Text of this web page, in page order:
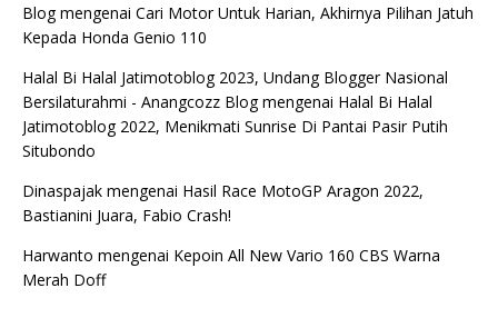
Blogmengenai Cari Motor Untuk Harian, Akhirnya Pilihan Jatuh
Kepada Honda Genio 110
Halal Bi Halal Jatimotoblog 2023, Undang Blogger Nasional
Bersilaturahmi - Anangcozz Blogmengenai Halal Bi Halal
Jatimotoblog 2022, Menikmati Sunrise Di Pantai Pasir Putih
Situbondo
Dinaspajak mengenai Hasil Race MotoGP Aragon 2022,
Bastianini Juara, Fabio Crash!
Harwanto mengenai Kepoin All New Vario 160 CBS Warna
Merah Doff